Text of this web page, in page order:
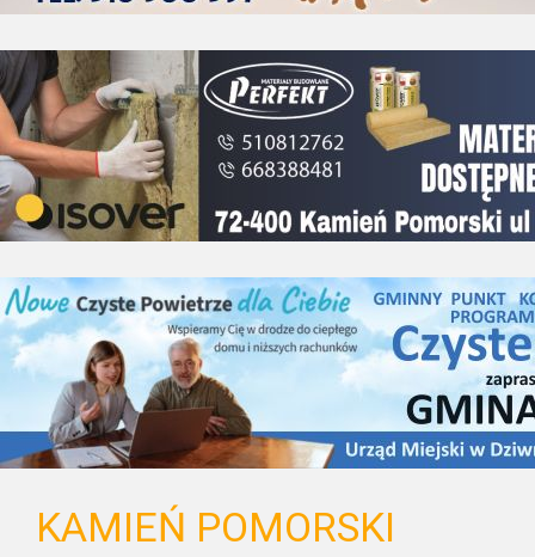
KAMIEŃ POMORSKI